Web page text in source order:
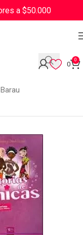
a $50.000
0
0